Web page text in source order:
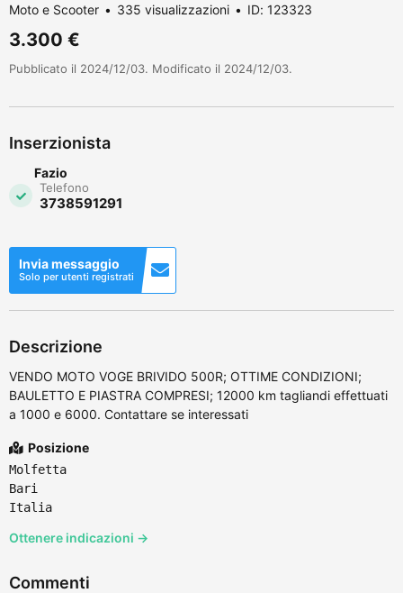
Moto e Scooter 335 visualizzazioni ID: 123323
3.300 €
Pubblicato il 2024/12/03. Modificato il 2024/12/03.
Inserzionista
Fazio
Telefono
3738591291
Invia messaggio
Solo per utenti registrati
Descrizione
VENDO MOTO VOGE BRIVIDO 500R; OTTIME CONDIZIONI;
BAULETTO E PIASTRA COMPRESI; 12000 km tagliandi effettuati
a 1000 e 6000. Contattare se interessati
Posizione
Molfetta
Bari
Italia
Ottenere indicazioni →
Commenti